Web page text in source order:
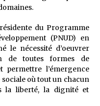
du Programme
(PNUD) en
le nécessité d’oeuvrer
de toutes formes de
permettre l’émergence
où tout un chacun
la liberté, la dignité et